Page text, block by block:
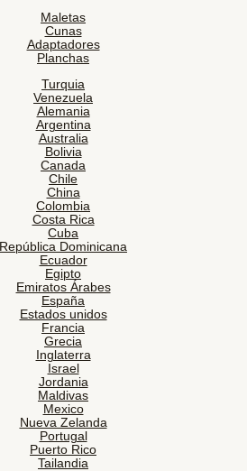
Maletas
Cunas
Adaptadores
Planchas
Turquia
Venezuela
Alemania
Argentina
Australia
Bolivia
Canada
Chile
China
Colombia
Costa Rica
Cuba
República Dominicana
Ecuador
Egipto
Emiratos Árabes
España
Estados unidos
Francia
Grecia
Inglaterra
Israel
Jordania
Maldivas
Mexico
Nueva Zelanda
Portugal
Puerto Rico
Tailandia